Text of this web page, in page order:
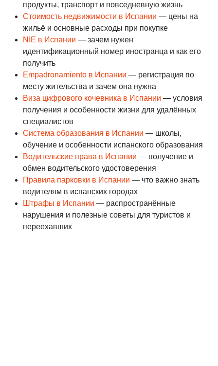
продукты, транспорт и повседневную жизнь
Стоимость недвижимости в Испании — цены на
жильё и основные расходы при покупке
NIE в Испании — зачем нужен
идентификационный номер иностранца и как его
получить
Empadronamiento в Испании — регистрация по
месту жительства и зачем она нужна
Виза цифрового кочевника в Испании — условия
получения и особенности жизни для удалённых
специалистов
Система образования в Испании — школы,
обучение и особенности испанского образования
Водительские права в Испании — получение и
обмен водительского удостоверения
Правила парковки в Испании — что важно знать
водителям в испанских городах
Штрафы в Испании — распространённые
нарушения и полезные советы для туристов и
переехавших